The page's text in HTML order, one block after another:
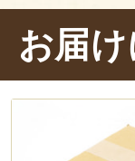
幸せ〜！
か。チョ
ーショコ
お届